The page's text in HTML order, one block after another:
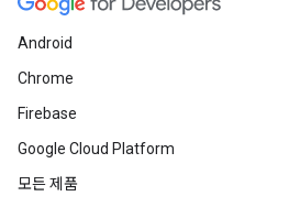
Android
Chrome
Firebase
Google Cloud Platform
모든 제품